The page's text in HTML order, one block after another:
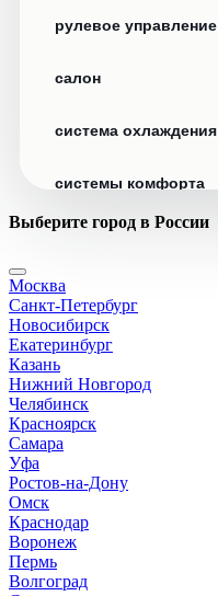
рулевое управление
салон
система охлаждения
системы комфорта
стекла
стеклоочистители
топливная система
тормозная система
трансмиссия
Выберите город в России
Москва
Санкт-Петербург
Новосибирск
Екатеринбург
Казань
Нижний Новгород
Челябинск
Красноярск
Самара
Уфа
Ростов-на-Дону
Омск
Краснодар
Воронеж
Пермь
Волгоград